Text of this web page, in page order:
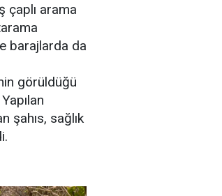
çaplı arama
barajlarda da
görüldüğü
şahıs, sağlık